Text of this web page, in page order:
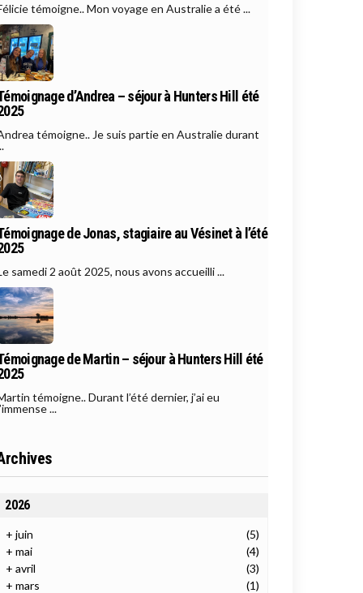
témoigne.. Mon voyage en Australie a été ...
d’Andrea – séjour à Hunters Hill été
témoigne.. Je suis partie en Australie durant
de Jonas, stagiaire au Vésinet à l’été
samedi 2 août 2025, nous avons accueilli ...
de Martin – séjour à Hunters Hill été
témoigne.. Durant l’été dernier, j’ai eu
...
2026
+juin
(5)
+mai
(4)
+avril
(3)
+mars (1)